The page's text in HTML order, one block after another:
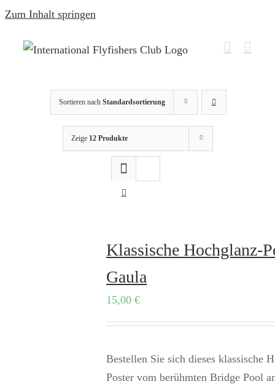
Zum Inhalt springen
Sortieren nach Standardsortierung
Zeige 12 Produkte
Klassische Hochglanz-
Gaula
15,00 €
Bestellen Sie sich dieses klassische
Poster vom berühmten Bridge Pool